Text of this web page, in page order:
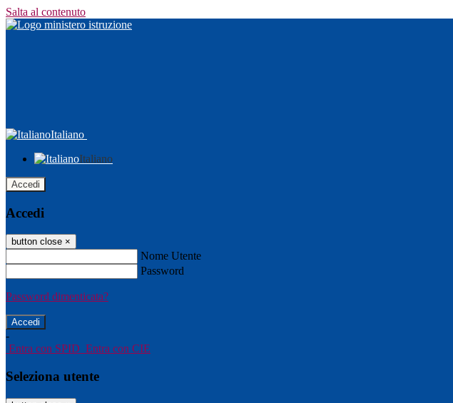
Salta al contenuto
Italiano
Italiano
Accedi
Accedi
button close ×
Nome Utente
Password
Password dimenticata?
-
Entra con SPID Entra con CIE
Seleziona utente